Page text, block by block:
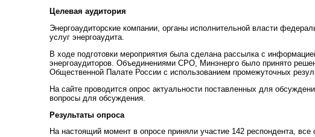
Целевая аудитория
Энергоаудиторские компании, органы исполнительной власти
услуг энергоаудита.
В ходе подготовки мероприятия была сделана рассылка с
энергоаудиторов. Объединениями СРО, Минэнерго было принято
Общественной Палате России с использованием промежуточных
На сайте проводится опрос актуальности поставленных для
вопросы для обсуждения.
Результаты опроса
На настоящий момент в опросе приняли участие 142 респондента,